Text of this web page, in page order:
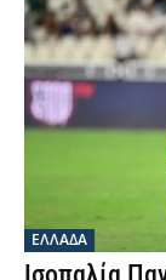
ΕΛΛΑΔΑ